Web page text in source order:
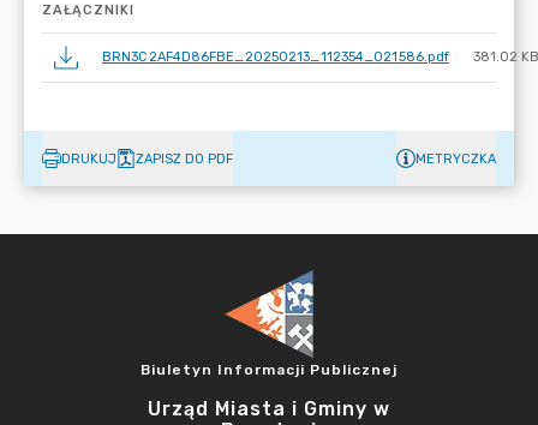
ZAŁĄCZNIKI
BRN3C2AF4D86FBE_20250213_112354_021586.pdf 381.02
DRUKUJ ZAPISZ DO PDF METRYCZKA
Biuletyn Informacji Publicznej
Urząd Miasta i Gminy w